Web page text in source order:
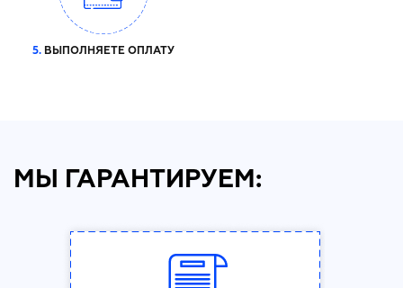
5. ВЫПОЛНЯЕТЕ ОПЛАТУ
МЫ ГАРАНТИРУЕМ: